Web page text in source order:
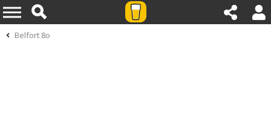
Belfort 8o